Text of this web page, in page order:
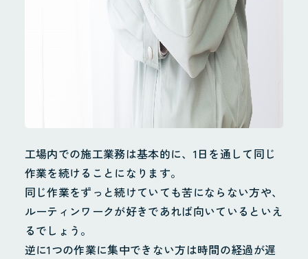
工場内での施工業務は基本的に、1日を通して同じ
作業を続けることになります。
同じ作業をずっと続けていても苦にならない方や、
ルーティンワークが好きであれば向いているといえ
るでしょう。
逆に1つの作業に集中できない方は時間の経過が遅